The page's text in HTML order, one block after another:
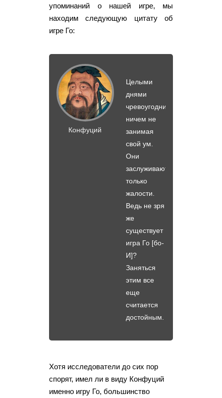
упоминаний о нашей игре, мы
находим следующую цитату об
игре Го:
Конфуций
Целыми
днями
чревоугодничают,
ничем не
занимая
свой ум.
Они
заслуживают
только
жалости.
Ведь не зря
же
существует
игра Го [бо-
И]?
Заняться
этим все
еще
считается
достойным.
Хотя исследователи до сих пор
спорят, имел ли в виду Конфуций
именно игру Го, большинство